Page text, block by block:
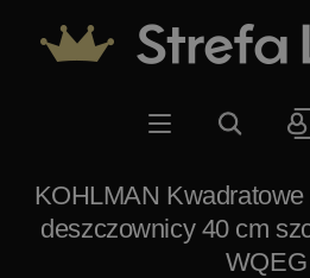
KOHLMAN
deszczownicy 40 cm
WQEG